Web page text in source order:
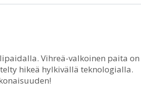
Vihreä-valkoinen paita on
hikeä hylkivällä teknologialla.